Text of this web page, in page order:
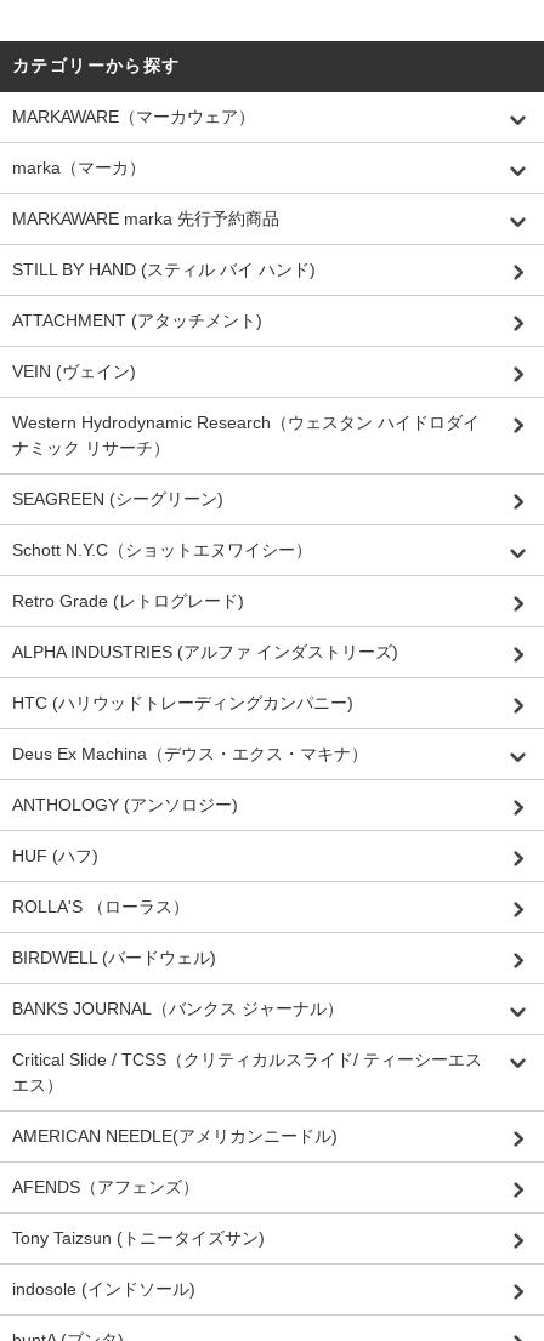
カテゴリーから探す
MARKAWARE（マーカウェア）
marka（マーカ）
MARKAWARE marka 先行予約商品
STILL BY HAND (スティル バイ ハンド)
ATTACHMENT (アタッチメント)
VEIN (ヴェイン)
Western Hydrodynamic Research（ウェスタン ハイドロダイ
ナミック リサーチ）
SEAGREEN (シーグリーン)
Schott N.Y.C（ショットエヌワイシー）
Retro Grade (レトログレード)
ALPHA INDUSTRIES (アルファ インダストリーズ)
HTC (ハリウッドトレーディングカンパニー)
Deus Ex Machina（デウス・エクス・マキナ）
ANTHOLOGY (アンソロジー)
HUF (ハフ)
ROLLA'S （ローラス）
BIRDWELL (バードウェル)
BANKS JOURNAL（バンクス ジャーナル）
Critical Slide / TCSS（クリティカルスライド/ ティーシーエス
エス）
AMERICAN NEEDLE(アメリカンニードル)
AFENDS（アフェンズ）
Tony Taizsun (トニータイズサン)
indosole (インドソール)